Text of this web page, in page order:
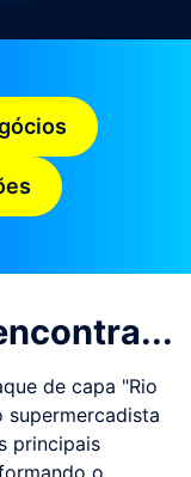
de capa "Rio
supermercadista
principais
o